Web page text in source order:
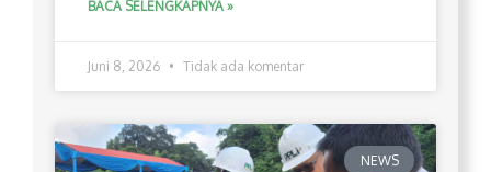
BACA SELENGKAPNYA »
Juni 8, 2026 Tidak ada komentar
NEWS